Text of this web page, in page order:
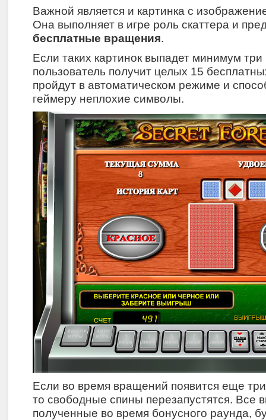
Важной является и картинка с
Она выполняет в игре роль скаттера и
бесплатные вращения.
Если таких картинок выпадет минимум три
пользователь получит целых 15
пройдут в автоматическом режиме и
геймеру неплохие символы.
Если во время вращений появится еще
то свободные спины перезапустятся. Все
полученные во время бонусного раунда,